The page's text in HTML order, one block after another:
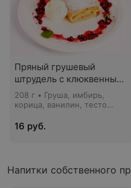
Пряный грушевый
штрудель с клюквенным
соусом
208 г • Груша, имбирь,
корица, ванилин, тесто
мята, сахарная пудра,
мороженное сливочное
16 руб.
Напитки собственного